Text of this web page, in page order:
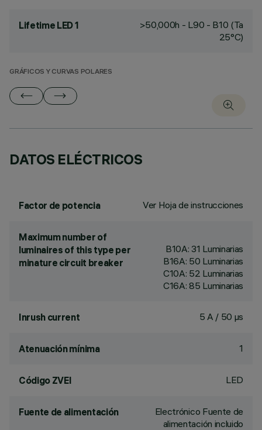
Lifetime LED 1
>50,000h - L90 - B10 (Ta
25°C)
GRÁFICOS Y CURVAS POLARES
DATOS ELÉCTRICOS
Factor de potencia Ver Hoja de instrucciones
Maximum number of
luminaires of this type per
minature circuit breaker
B10A: 31 Luminarias
B16A: 50 Luminarias
C10A: 52 Luminarias
C16A: 85 Luminarias
Inrush current 5 A / 50 µs
Atenuación mínima 1
Código ZVEI LED
Fuente de alimentación
Electrónico Fuente de
alimentación incluido